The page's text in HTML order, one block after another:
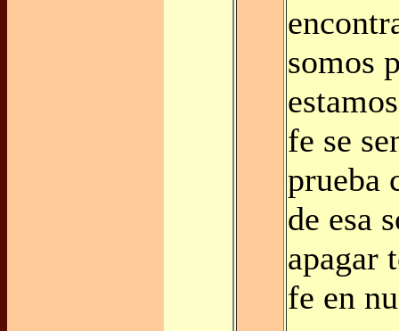
somos
fe se
prueba
de esa
apagar
fe en